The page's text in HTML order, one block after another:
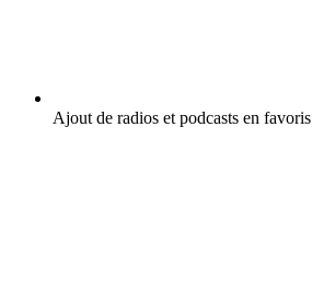
Ajout de radios et podcasts en favoris